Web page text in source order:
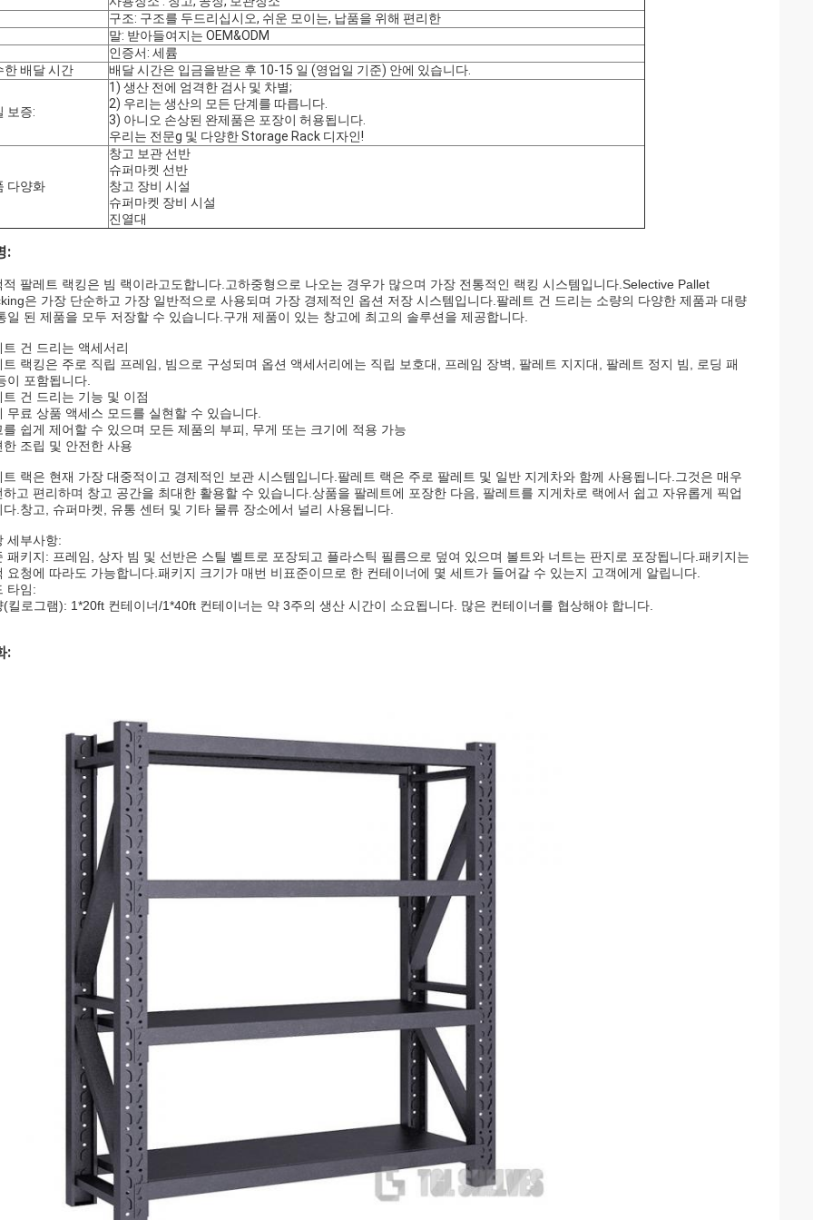
구조: 구조를 두드리십시오, 쉬운 모이는, 납품을 위해 편리한
말: 받아들여지는 OEM&ODM
인증서: 세륨
한 배달 시간
배달 시간은 입금을받은 후 10-15 일 (영업일 기준) 안에 있습니다.
보증:
1) 생산 전에 엄격한 검사 및 차별;
2) 우리는 생산의 모든 단계를 따릅니다.
3) 아니오 손상된 완제품은 포장이 허용됩니다.
우리는 전문g 및 다양한 Storage Rack 디자인!
다양화
창고 보관 선반
슈퍼마켓 선반
창고 장비 시설
슈퍼마켓 장비 시설
진열대
:
적 팔레트 랙킹은 빔 랙이라고도합니다.고하중형으로 나오는 경우가 많으며 가장 전통적인 랙킹 시스템입니다.Selective Pallet
은 가장 단순하고 가장 일반적으로 사용되며 가장 경제적인 옵션 저장 시스템입니다.팔레트 건 드리는 소량의 다양한 제품과 대량
일 된 제품을 모두 저장할 수 있습니다.구개 제품이 있는 창고에 최고의 솔루션을 제공합니다.
트 건 드리는 액세서리
트 랙킹은 주로 직립 프레임, 빔으로 구성되며 옵션 액세서리에는 직립 보호대, 프레임 장벽, 팔레트 지지대, 팔레트 정지 빔, 로딩 패
이 포함됩니다.
트 건 드리는 기능 및 이점
무료 상품 액세스 모드를 실현할 수 있습니다.
를 쉽게 제어할 수 있으며 모든 제품의 부피, 무게 또는 크기에 적용 가능
한 조립 및 안전한 사용
트 랙은 현재 가장 대중적이고 경제적인 보관 시스템입니다.팔레트 랙은 주로 팔레트 및 일반 지게차와 함께 사용됩니다.그것은 매우
하고 편리하며 창고 공간을 최대한 활용할 수 있습니다.상품을 팔레트에 포장한 다음, 팔레트를 지게차로 랙에서 쉽고 자유롭게 픽업
다.창고, 슈퍼마켓, 유통 센터 및 기타 물류 장소에서 널리 사용됩니다.
세부사항:
패키지: 프레임, 상자 빔 및 선반은 스틸 벨트로 포장되고 플라스틱 필름으로 덮여 있으며 볼트와 너트는 판지로 포장됩니다.패키지는
요청에 따라도 가능합니다.패키지 크기가 매번 비표준이므로 한 컨테이너에 몇 세트가 들어갈 수 있는지 고객에게 알립니다.
타임:
(킬로그램): 1*20ft 컨테이너/1*40ft 컨테이너는 약 3주의 생산 시간이 소요됩니다. 많은 컨테이너를 협상해야 합니다.
: